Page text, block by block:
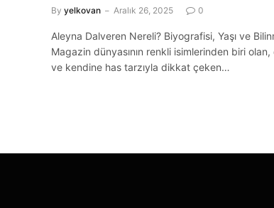
By yelkovan Aralık 26, 2025 0
Aleyna Dalveren Nereli? Biyografisi, Yaşı ve
Magazin dünyasının renkli isimlerinden biri olan,
ve kendine has tarzıyla dikkat çeken…